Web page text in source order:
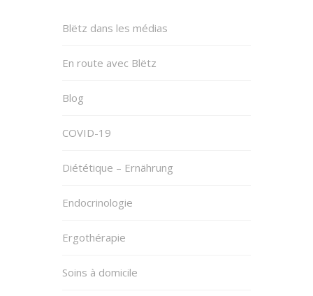
Blëtz dans les médias
En route avec Blëtz
Blog
COVID-19
Diététique – Ernährung
Endocrinologie
Ergothérapie
Soins à domicile